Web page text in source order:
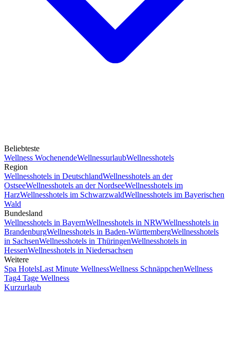
Beliebteste
Wellness WochenendeWellnessurlaubWellnesshotels
Region
Wellnesshotels in DeutschlandWellnesshotels an der
OstseeWellnesshotels an der NordseeWellnesshotels im
HarzWellnesshotels im SchwarzwaldWellnesshotels im Bayerischen
Wald
Bundesland
Wellnesshotels in BayernWellnesshotels in NRWWellnesshotels in
BrandenburgWellnesshotels in Baden-WürttembergWellnesshotels
in SachsenWellnesshotels in ThüringenWellnesshotels in
HessenWellnesshotels in Niedersachsen
Weitere
Spa HotelsLast Minute WellnessWellness SchnäppchenWellness
Tag4 Tage Wellness
Kurzurlaub